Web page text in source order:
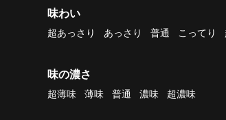
味わい
超あっさり あっさり 普通 こってり
味の濃さ
超薄味 薄味 普通 濃味 超濃味